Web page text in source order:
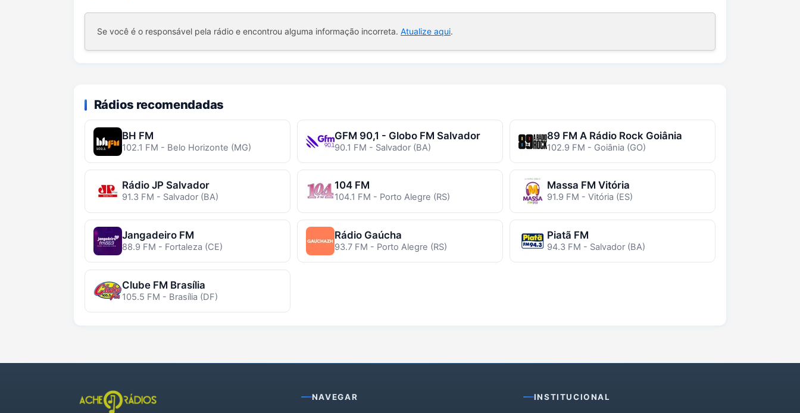
Se você é o responsável pela rádio e encontrou alguma informação incorreta. Atualize aqui.
Rádios recomendadas
BH FM
102.1 FM - Belo Horizonte (MG)
GFM 90,1 - Globo FM Salvador
90.1 FM - Salvador (BA)
89 FM A Rádio Rock Goiânia
102.9 FM - Goiânia (GO)
Rádio JP Salvador
91.3 FM - Salvador (BA)
104 FM
104.1 FM - Porto Alegre (RS)
Massa FM Vitória
91.9 FM - Vitória (ES)
Jangadeiro FM
88.9 FM - Fortaleza (CE)
Rádio Gaúcha
93.7 FM - Porto Alegre (RS)
Piatã FM
94.3 FM - Salvador (BA)
Clube FM Brasília
105.5 FM - Brasília (DF)
NAVEGAR INSTITUCIONAL